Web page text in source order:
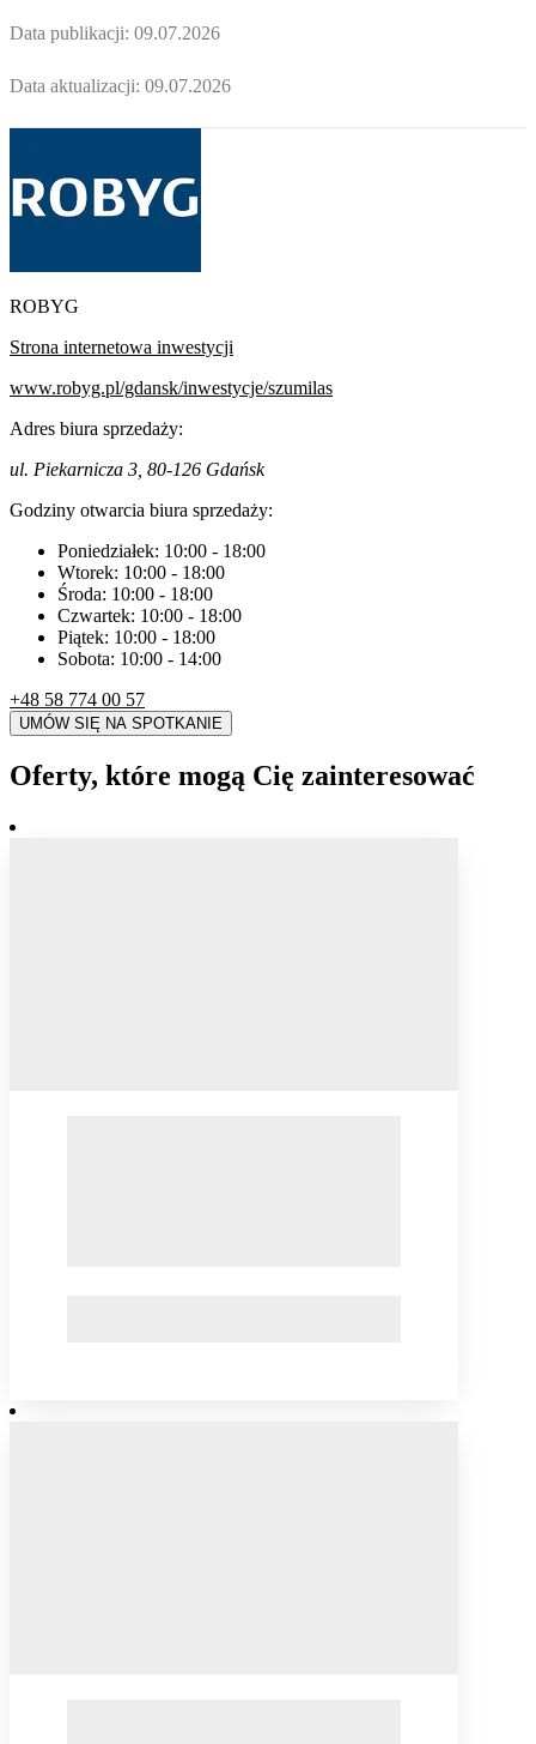
Data publikacji: 09.07.2026
Data aktualizacji: 09.07.2026
ROBYG
Strona internetowa inwestycji
www.robyg.pl/gdansk/inwestycje/szumilas
Adres biura sprzedaży:
ul. Piekarnicza 3, 80-126 Gdańsk
Godziny otwarcia biura sprzedaży:
Poniedziałek: 10:00 - 18:00
Wtorek: 10:00 - 18:00
Środa: 10:00 - 18:00
Czwartek: 10:00 - 18:00
Piątek: 10:00 - 18:00
Sobota: 10:00 - 14:00
+48 58 774 00 57
UMÓW SIĘ NA SPOTKANIE
Oferty, które mogą Cię zainteresować